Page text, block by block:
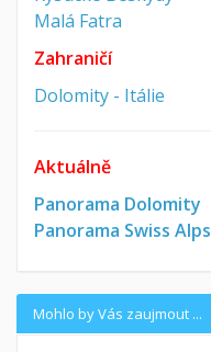
Malá Fatra
Zahraničí
Dolomity - Itálie
Aktuálně
Panorama Dolomity
Panorama Swiss Alps
Mohlo by Vás zaujmout ...